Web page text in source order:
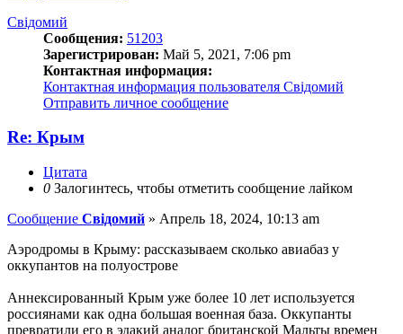
Свідомий
Сообщения: 51203
Зарегистрирован: Май 5, 2021, 7:06 pm
Контактная информация:
Контактная информация пользователя Свідомий
Отправить личное сообщение
Re: Крым
Цитата
0 Залогинтесь, чтобы отметить сообщение лайком
Сообщение Свідомий » Апрель 18, 2024, 10:13 am
Аэродромы в Крыму: рассказываем сколько авиабаз у
оккупантов на полуострове
Аннексированный Крым уже более 10 лет используется
россиянами как одна большая военная база. Оккупанты
превратили его в эдакий аналог британской Мальты времен